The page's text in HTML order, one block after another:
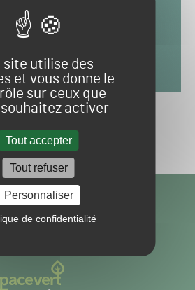
site utilise des
et vous donne le
sur ceux que
activer
Tout accepter
Tout refuser
Personnaliser
de confidentialité
POUR LES AMATEURS
! »
NOS
SITES